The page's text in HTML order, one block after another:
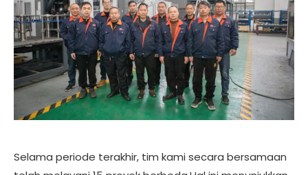
Selama periode terakhir, tim kami secara bersamaan